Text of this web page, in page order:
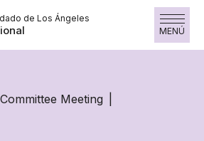
de Los Ángeles
MENÚ
Meeting